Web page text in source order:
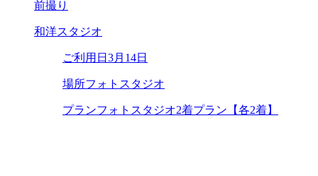
前撮り
和洋スタジオ
ご利用日 3月14日
場所フォトスタジオ
プランフォトスタジオ2着プラン【各2着】